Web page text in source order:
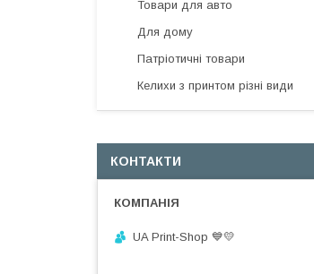
Товари для авто
Для дому
Патріотичні товари
Келихи з принтом різні види
КОНТАКТИ
UA Print-Shop ​💙💛